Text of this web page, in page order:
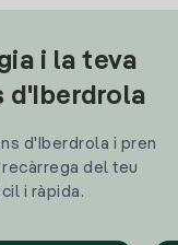
i la teva
d'Iberdrola
d'Iberdrola i pren
del teu
i ràpida.